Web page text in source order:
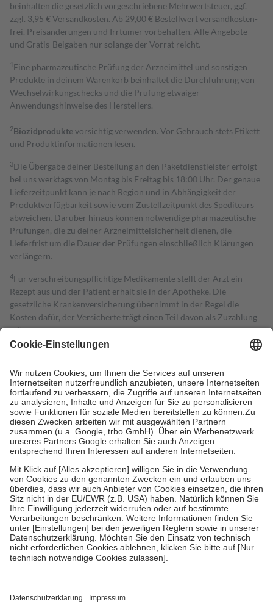
beinhalten die gesetzlich vorgeschriebene Mehrwertsteuer, ggf.
zzgl. 3,95 € Versandkosten. Ab 29,00 € Bestell­wert versand­kosten­
frei. Preisänderungen und Irrtümer vorbehalten. Alle Angebote
und Gratis-Beigaben nur solange der Vorrat reicht.
1 Eine pharmazeutische Prüfung der Arzneimittel und sonstigen
Produkte in deinem Warenkorb beinhaltet die Durchführung von
Wechselwirkungschecks und die Prüfung etwaiger
Anwendungshinweise des Herstellers.
2Biozidproduktevorsichtig verwenden. Vor Gebrauch stets Etikett
und Produktinformationen lesen.
3Die Übergabe deiner Bestellung an den Paketdienstleister erfolgt
bei uns werktags von Montag bis Freitag bis 18:00 Uhr. Der genaue
Lieferzeitpunkt kann je nach Region und in Abhängigkeit der
Produktverfügbarkeit sowie vom Zustellzeitpunkt des Spediteurs
abweichen. Darüber hinaus können notwendige pharmazeutische
Prüfungen, die zu deiner Arzneimittelsicherheit dienen, die
Lieferfrist um die Dauer der Prüfungen einschließlich Klärungen
verlängern.
4Für verschreibungspflichtige Medikamente stellt der Arzt ein
Rezept aus und der Patient erhält sie in der Apotheke. Die
gesetzliche Krankenversicherung übernimmt in der Regel die
Kosten dafür, der Versicherte trägt einen Teil davon als Zuzahlung
mit.
Grundsätzlich leisten Mitglieder Zuzahlungen in Höhe von zehn
höchstens zehn Euro.
Es sind jedoch nie mehr als die tatsächlichen
Kosten der Leistung zu entrichten.
Diese Regeln gelten grundsätzlich auch für Online-Apotheken.
Bei Heilmitteln und häuslicher Krankenpflege beträgt die
Zuzahlung zehn Prozent der Kosten sowie zehn Euro je
Verordnung.
Um das Engagement der Versicherten für ihre eigene Gesundheit zu
stärken und die besondere Stellung der Familie zu unterstützen,
fallenkeine Zuzahlungenan bei:
• Kindern und Jugendlichen bis zum vollendeten 18. Lebensjahr
mit Ausnahme der Fahrkosten
• Untersuchungen zur Vorsorge und Früherkennung, die von der
GKV getragen werden
• empfohlenen Schutzimpfungen
• Harn- und Blutteststreifen
getroffen, um sicherzustellen, dass es sich um echte Bewertungen